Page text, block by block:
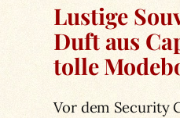
Lustige
Duft aus
tolle
Vor dem Security